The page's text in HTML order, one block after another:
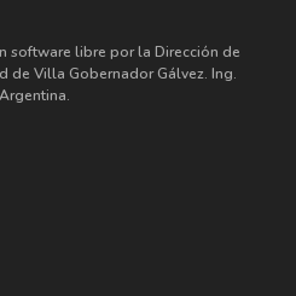
software libre por la Dirección de
de Villa Gobernador Gálvez. Ing.